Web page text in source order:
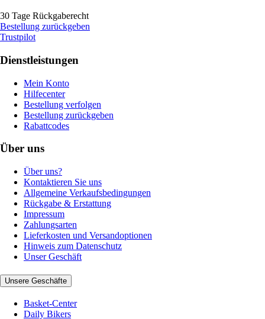
30 Tage Rückgaberecht
Bestellung zurückgeben
Trustpilot
Dienstleistungen
Mein Konto
Hilfecenter
Bestellung verfolgen
Bestellung zurückgeben
Rabattcodes
Über uns
Über uns?
Kontaktieren Sie uns
Allgemeine Verkaufsbedingungen
Rückgabe & Erstattung
Impressum
Zahlungsarten
Lieferkosten und Versandoptionen
Hinweis zum Datenschutz
Unser Geschäft
Unsere Geschäfte
Basket-Center
Daily Bikers